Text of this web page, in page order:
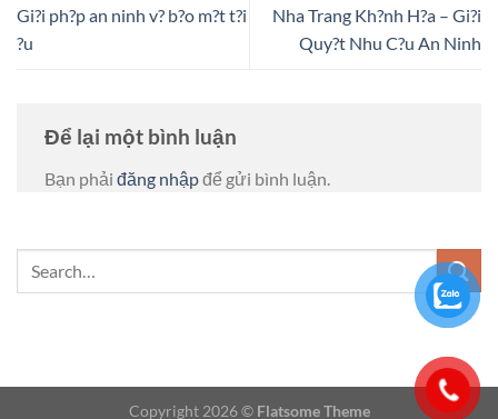
Gi?i ph?p an ninh v? b?o m?t t?i
?u
Nha Trang Kh?nh H?a – Gi?i
Quy?t Nhu C?u An Ninh
Để lại một bình luận
Bạn phải đăng nhậpđể gửi bình luận.
Copyright 2026 © Flatsome Theme